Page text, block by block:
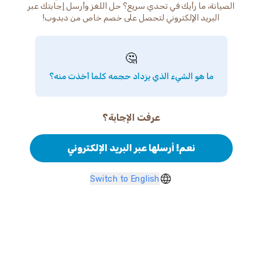
الصيانة، ما رأيك في تحدي سريع؟ حل اللغز وأرسل إجابتك عبر
البريد الإلكتروني لتحصل على خصم خاص من دبدوب!
🤔
ما هو الشيء الذي يزداد حجمه كلما أخذت منه؟
عرفت الإجابة؟
نعم! أرسلها عبر البريد الإلكتروني
Switch to English